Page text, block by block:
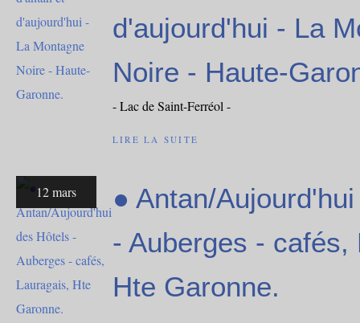
d'aujourd'hui - La
Noire - Haute-
- Lac de Saint-Ferréol -
LIRE LA SUITE
12 mars
● Antan/
- Auberges - cafés,
Hte Garonne.